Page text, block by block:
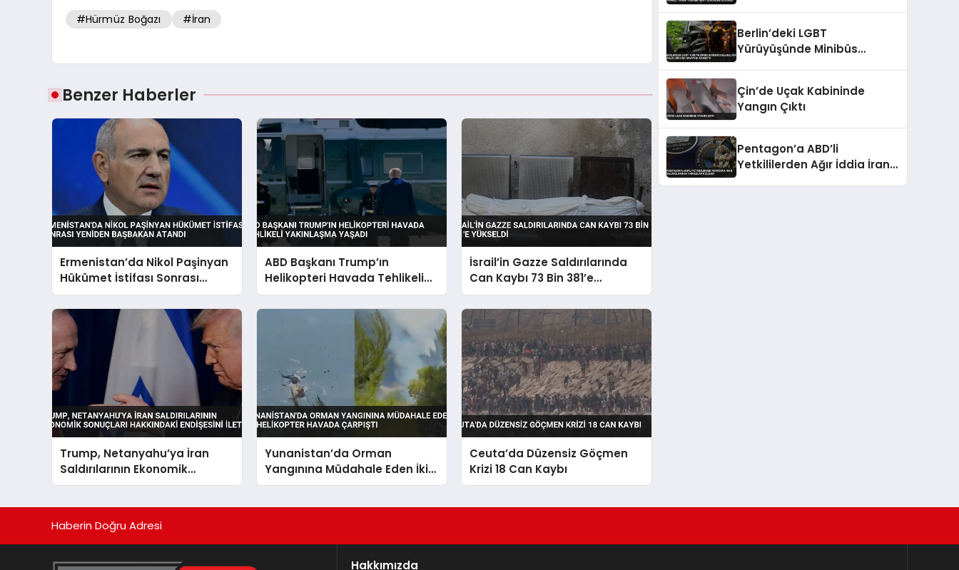
#Hürmüz Boğazı #İran
Benzer Haberler
Ermenistan’da Nikol Paşinyan
Hükümet İstifası Sonrası
Yeniden Başbakan Atandı
ABD Başkanı Trump’ın
Helikopteri Havada Tehlikeli
Yakınlaşma Yaşadı
İsrail’in Gazze Saldırılarında
Can Kaybı 73 Bin 381’e
Yükseldi
Trump, Netanyahu’ya İran
Saldırılarının Ekonomik
Sonuçları Hakkındaki
Yunanistan’da Orman
Yangınına Müdahale Eden İki
Helikopter Havada Çarpıştı
Ceuta’da Düzensiz Göçmen
Krizi 18 Can Kaybı
Berlin’deki LGBT
Yürüyüşünde Minibüs
Çin’de Uçak Kabininde
Yangın Çıktı
Pentagon’a ABD’li
Yetkililerden Ağır İddia İran
Haberin Doğru Adresi
Hakkımızda